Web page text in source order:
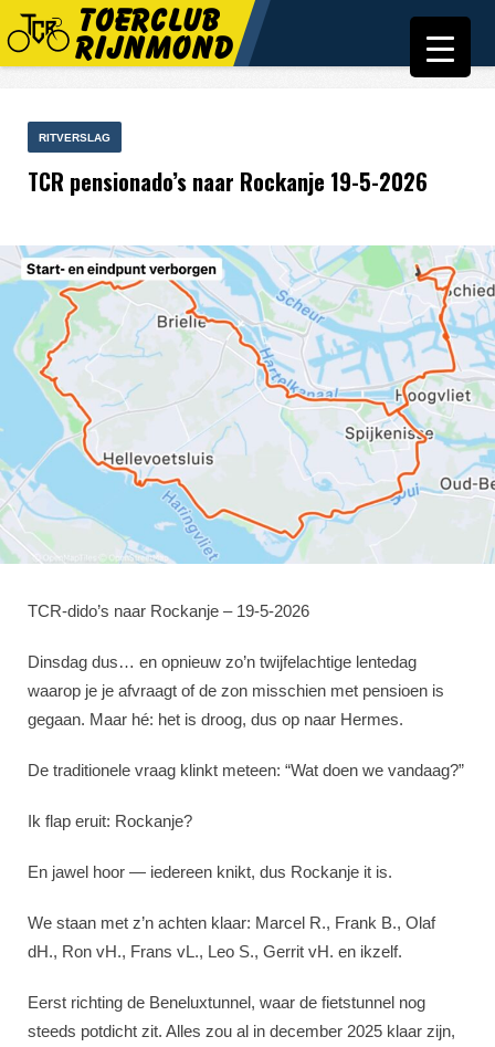
RITVERSLAG
TCR pensionado’s naar Rockanje 19-5-2026
TCR‑dido’s naar Rockanje – 19‑5‑2026
Dinsdag dus… en opnieuw zo’n twijfelachtige lentedag
waarop je je afvraagt of de zon misschien met pensioen is
gegaan. Maar hé: het is droog, dus op naar Hermes.
De traditionele vraag klinkt meteen: “Wat doen we vandaag?”
Ik flap eruit: Rockanje?
En jawel hoor — iedereen knikt, dus Rockanje it is.
We staan met z’n achten klaar: Marcel R., Frank B., Olaf
dH., Ron vH., Frans vL., Leo S., Gerrit vH. en ikzelf.
Eerst richting de Beneluxtunnel, waar de fietstunnel nog
steeds potdicht zit. Alles zou al in december 2025 klaar zijn,